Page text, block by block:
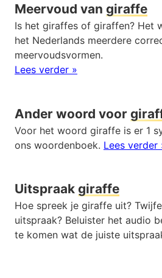
Meervoud van giraffe
Is het giraffes of giraffen? Het
het Nederlands meerdere
meervoudsvormen.
Lees verder »
Ander woord voor
Voor het woord giraffe is er 1
ons woordenboek. Lees verder
Uitspraak giraffe
Hoe spreek je giraffe uit?
uitspraak? Beluister het audio
te komen wat de juiste